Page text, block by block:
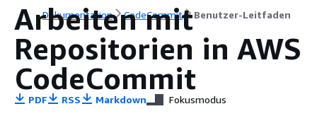
Dokumentation CodeCommit Benutzer-Leitfaden
Arbeiten mit
Repositorien in AWS
CodeCommit
PDF RSS Markdown Fokusmodus